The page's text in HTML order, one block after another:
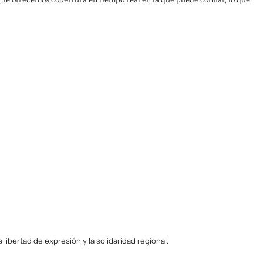
de expresión y la solidaridad regional.